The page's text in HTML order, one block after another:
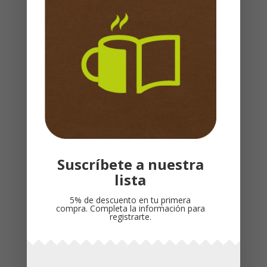
DECIDE AMAR /
STORMIE OMARTIAN DEVOCIONAL para
Suscríbete a nuestra
lista
5% de descuento en tu primera
compra. Completa la información para
registrarte.